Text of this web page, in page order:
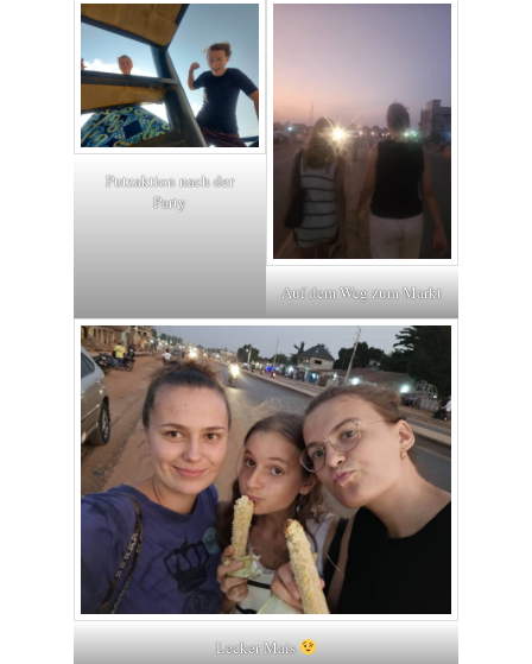
Putzaktion nach der
Party
Auf dem Weg zum Markt
Lecker Mais